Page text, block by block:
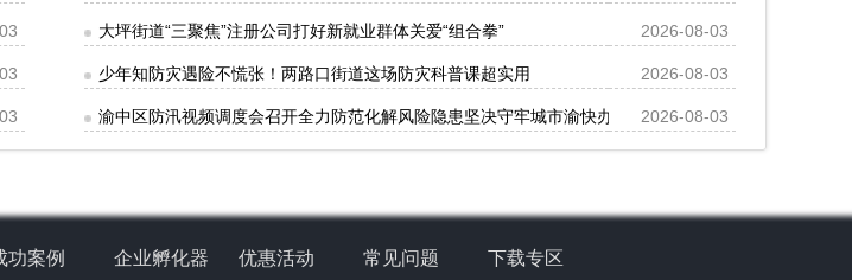
大坪街道“三聚焦”注册公司打好新就业群体关爱“组合拳” 2026-08-03
各项防范应对措施李庆参加
少年知防灾遇险不慌张！两路口街道这场防灾科普课超实用 2026-08-03
渝中区防汛视频调度会召开全力防范化解风险隐患坚决守牢城市渝快办app安全防线坚决守护人民群众
2026-08-03
功案例 企业孵化器 优惠活动 常见问题 下载专区